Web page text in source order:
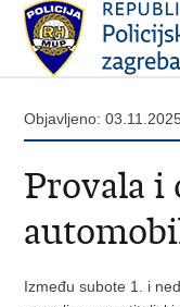
Objavljeno:
Provala i
Između subote 1. i